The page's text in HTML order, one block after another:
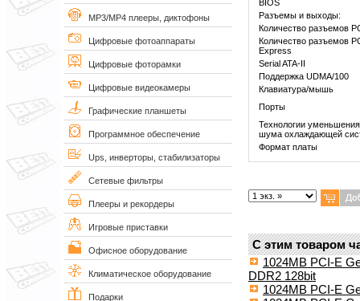
MP3/MP4 плееры, диктофоны
Цифровые фотоаппараты
Цифровые фоторамки
Цифровые видеокамеры
Графические планшеты
Программное обеспечение
Ups, инверторы, стабилизаторы
Сетевые фильтры
Плееры и рекордеры
Игровые приставки
Офисное оборудование
Климатическое оборудование
Подарки
BIOS
Разъемы и выходы:
Количество разъемов
Количество разъемов
Express
Serial ATA-II
Поддержка UDMA/100
Клавиатура/мышь
Порты
Технологии уменьшения
шума охлаждающей
Формат платы
С этим товаром
1024MB PCI-E
DDR2 128bit
1024MB PCI-E